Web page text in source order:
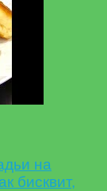
на
бисквит,